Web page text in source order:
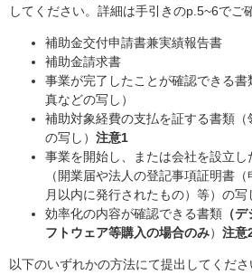
してください。詳細は手引きのp.5~6でご
補助金交付申請書兼実績報告書
補助金請求書
事業が完了したことが確認できる
真などの写し）
補助対象経費の支払を証する書類
の写し） 注意1
事業を開始し、または会社を設立
（開業届や法人の登記事項証明書
月以内に発行されたもの）等）の写
効率化の内容が確認できる書類 （
フトウェア等購入の場合のみ） 注意
以下のいずれかの方法にて提出してくださ